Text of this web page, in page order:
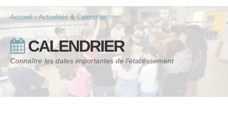
Accueil Actualités & Calendrier
CALENDRIER
Connaître les dates importantes de l'établissement